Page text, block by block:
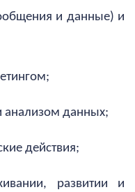
и данные) и
анализом данных;
действия;
развитии и